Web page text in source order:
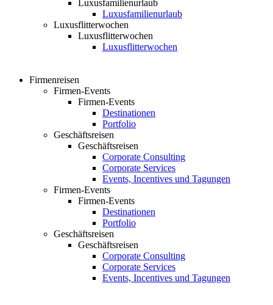
Luxusfamilienurlaub
Luxusfamilienurlaub
Luxusflitterwochen
Luxusflitterwochen
Luxusflitterwochen
Firmenreisen
Firmen-Events
Firmen-Events
Destinationen
Portfolio
Geschäftsreisen
Geschäftsreisen
Corporate Consulting
Corporate Services
Events, Incentives und Tagungen
Firmen-Events
Firmen-Events
Destinationen
Portfolio
Geschäftsreisen
Geschäftsreisen
Corporate Consulting
Corporate Services
Events, Incentives und Tagungen